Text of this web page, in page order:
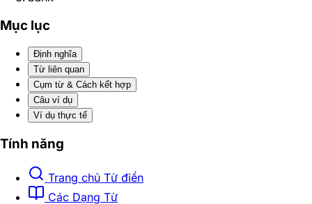
Mục lục
Định nghĩa
Từ liên quan
Cụm từ & Cách kết hợp
Câu ví dụ
Ví dụ thực tế
Tính năng
Trang chủ Từ điển
Các Dạng Từ